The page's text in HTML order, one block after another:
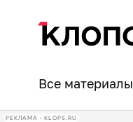
Все материалы
РЕКЛАМА • KLOPS.RU